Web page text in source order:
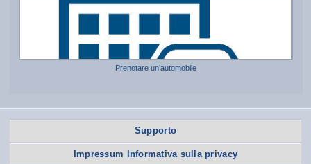
Prenotare un’automobile
Supporto
Impressum Informativa sulla privacy